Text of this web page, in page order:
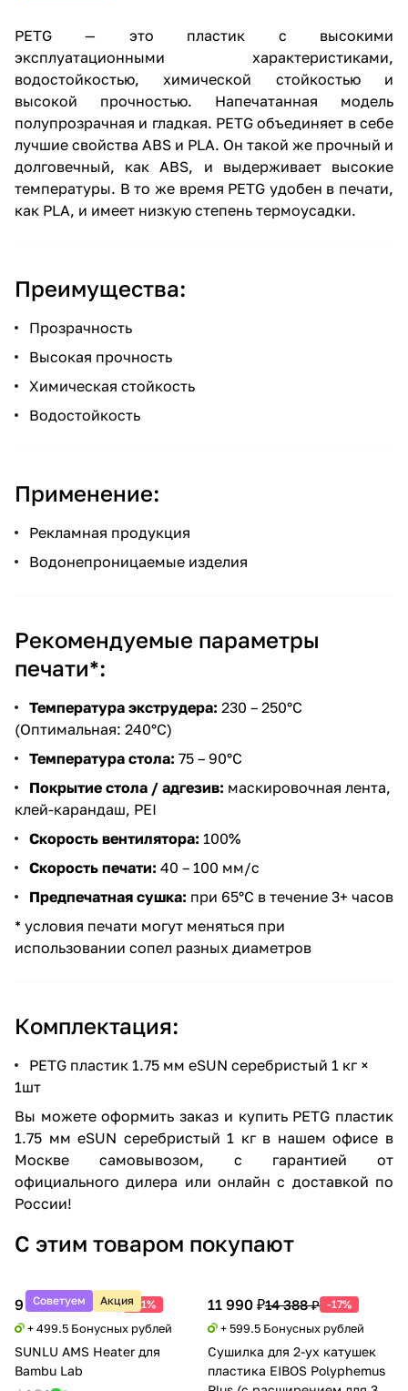
PETG — это пластик с высокими
эксплуатационными характеристиками,
водостойкостью, химической стойкостью и
высокой прочностью. Напечатанная модель
полупрозрачная и гладкая. PETG объединяет в себе
лучшие свойства ABS и PLA. Он такой же прочный и
долговечный, как ABS, и выдерживает высокие
температуры. В то же время PETG удобен в печати,
как PLA, и имеет низкую степень термоусадки.
Преимущества:
Прозрачность
Высокая прочность
Химическая стойкость
Водостойкость
Применение:
Рекламная продукция
Водонепроницаемые изделия
Рекомендуемые параметры
печати*:
Температура экструдера: 230 – 250°C
(Оптимальная: 240°C)
Температура стола: 75 – 90°C
Покрытие стола / адгезив: маскировочная лента,
клей-карандаш, PEI
Скорость вентилятора: 100%
Скорость печати: 40 – 100 мм/с
Предпечатная сушка: при 65°C в течение 3+ часов
* условия печати могут меняться при
использовании сопел разных диаметров
Комплектация:
PETG пластик 1.75 мм eSUN серебристый 1 кг ×
1шт
Вы можете оформить заказ и купить PETG пластик
1.75 мм eSUN серебристый 1 кг в нашем офисе в
Москве самовывозом, с гарантией от
официального дилера или онлайн с доставкой по
России!
С этим товаром покупают
Советуем Акция
9 990 ₽20 388 ₽ -51%
+ 499.5 Бонусных рублей
SUNLU AMS Heater для
Bambu Lab
11 990 ₽14 388 ₽ -17%
+ 599.5 Бонусных рублей
Сушилка для 2-ух катушек
пластика EIBOS Polyphemus